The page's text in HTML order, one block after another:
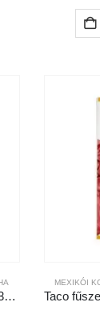
Grapefruit ízű szénsavas üdítő 370ml- Jarritos
MEXIKÓI